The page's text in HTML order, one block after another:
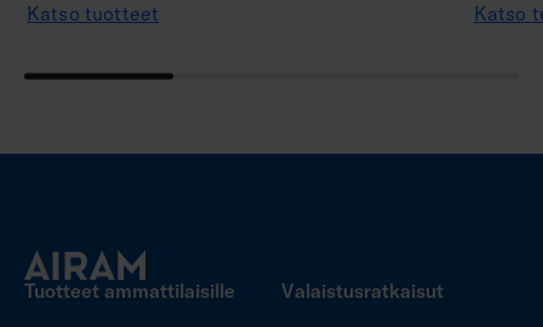
Katso tuotteet Katso
Tuotteet ammattilaisille Valaistusratkaisut